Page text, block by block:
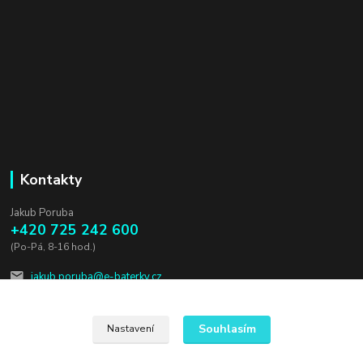
Kontakty
Jakub Poruba
+420 725 242 600
(Po-Pá, 8-16 hod.)
jakub.poruba@e-baterky.cz
Nastavení Souhlasím